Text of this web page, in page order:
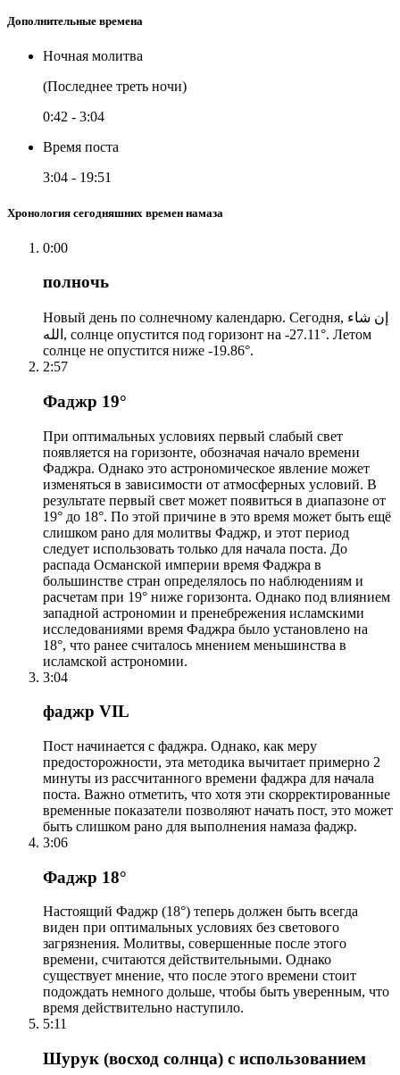
Дополнительные времена
Ночная молитва
(Последнее треть ночи)
0:42 - 3:04
Время поста
3:04 - 19:51
Хронология сегодняшних времен намаза
0:00
полночь
Новый день по солнечному календарю. Сегодня, إن شاء
الله, солнце опустится под горизонт на -27.11°. Летом
солнце не опустится ниже -19.86°.
2:57
Фаджр 19°
При оптимальных условиях первый слабый свет
появляется на горизонте, обозначая начало времени
Фаджра. Однако это астрономическое явление может
изменяться в зависимости от атмосферных условий. В
результате первый свет может появиться в диапазоне от
19° до 18°. По этой причине в это время может быть ещё
слишком рано для молитвы Фаджр, и этот период
следует использовать только для начала поста. До
распада Османской империи время Фаджра в
большинстве стран определялось по наблюдениям и
расчетам при 19° ниже горизонта. Однако под влиянием
западной астрономии и пренебрежения исламскими
исследованиями время Фаджра было установлено на
18°, что ранее считалось мнением меньшинства в
исламской астрономии.
3:04
фаджр VIL
Пост начинается с фаджра. Однако, как меру
предосторожности, эта методика вычитает примерно 2
минуты из рассчитанного времени фаджра для начала
поста. Важно отметить, что хотя эти скорректированные
временные показатели позволяют начать пост, это может
быть слишком рано для выполнения намаза фаджр.
3:06
Фаджр 18°
Настоящий Фаджр (18°) теперь должен быть всегда
виден при оптимальных условиях без светового
загрязнения. Молитвы, совершенные после этого
времени, считаются действительными. Однако
существует мнение, что после этого времени стоит
подождать немного дольше, чтобы быть уверенным, что
время действительно наступило.
5:11
Шурук (восход солнца) с использованием